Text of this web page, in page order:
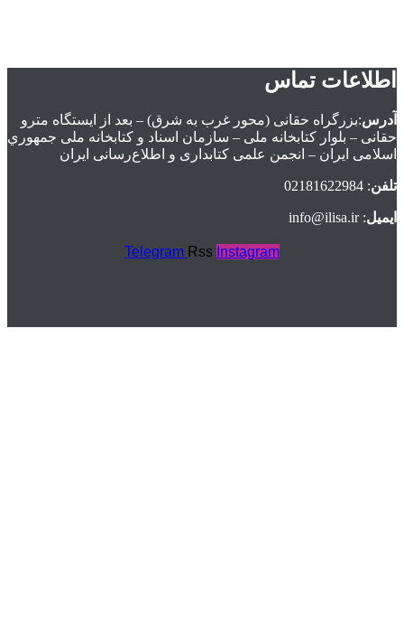
اطلاعات تماس
آدرس:بزرگراه حقانی (محور غرب به شرق) – بعد از ايستگاه مترو
حقانی – بلوار كتابخانه ملی – سازمان اسناد و كتابخانه ملی جمهوري
اسلامی ايران – انجمن علمی کتابداری و اطلاع‌رسانی ایران
تلفن: 02181622984
ایمیل: info@ilisa.ir
Telegram Rss Instagram